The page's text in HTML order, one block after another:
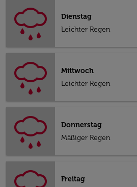
Dienstag
Leichter Regen
Mittwoch
Leichter Regen
Donnerstag
Mäßiger Regen
Freitag